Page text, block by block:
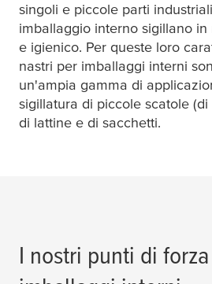
singoli e piccole parti
imballaggio interno sigillano
e igienico. Per queste loro
nastri per imballaggi interni
un'ampia gamma di
sigillatura di piccole scatole
di lattine e di sacchetti.
I nostri punti di